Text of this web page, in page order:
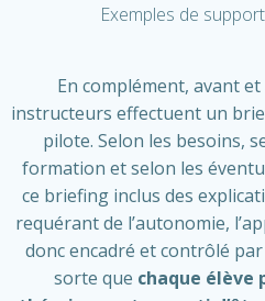
Exemples de
En complément, avant
instructeurs effectuent un
pilote. Selon les besoins,
formation et selon les
ce briefing inclus des
requérant de l’autonomie,
donc encadré et contrôlé
sorte que chaque élève